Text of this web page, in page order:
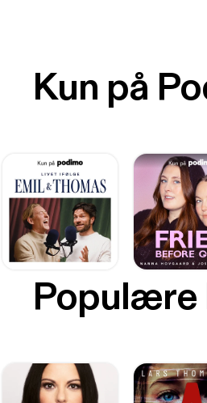
Kun på
Populære